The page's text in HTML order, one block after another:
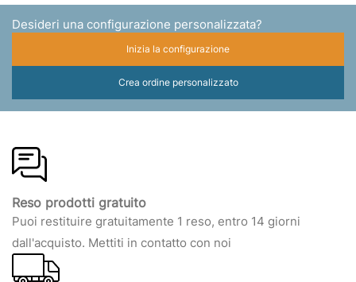
Desideri una configurazione personalizzata?
Inizia la configurazione
Crea ordine personalizzato
Reso prodotti gratuito
Puoi restituire gratuitamente 1 reso, entro 14 giorni
dall'acquisto. Mettiti in contatto con noi